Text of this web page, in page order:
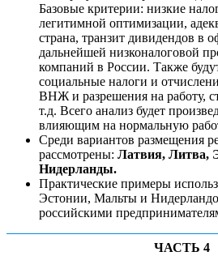
Базовые критерии: низкие
легитимной оптимизации,
страна, транзит дивидендов в
дальнейшей низконалоговой
компаний в России. Также
социальные налоги и
ВНЖ и разрешения на работу,
т.д. Всего анализ будет
влияющим на нормальную
Среди вариантов размещения
рассмотрены: Латвия, Литва,
Нидерланды.
Практические примеры
Эстонии, Мальты и
российскими
ЧАСТЬ 4